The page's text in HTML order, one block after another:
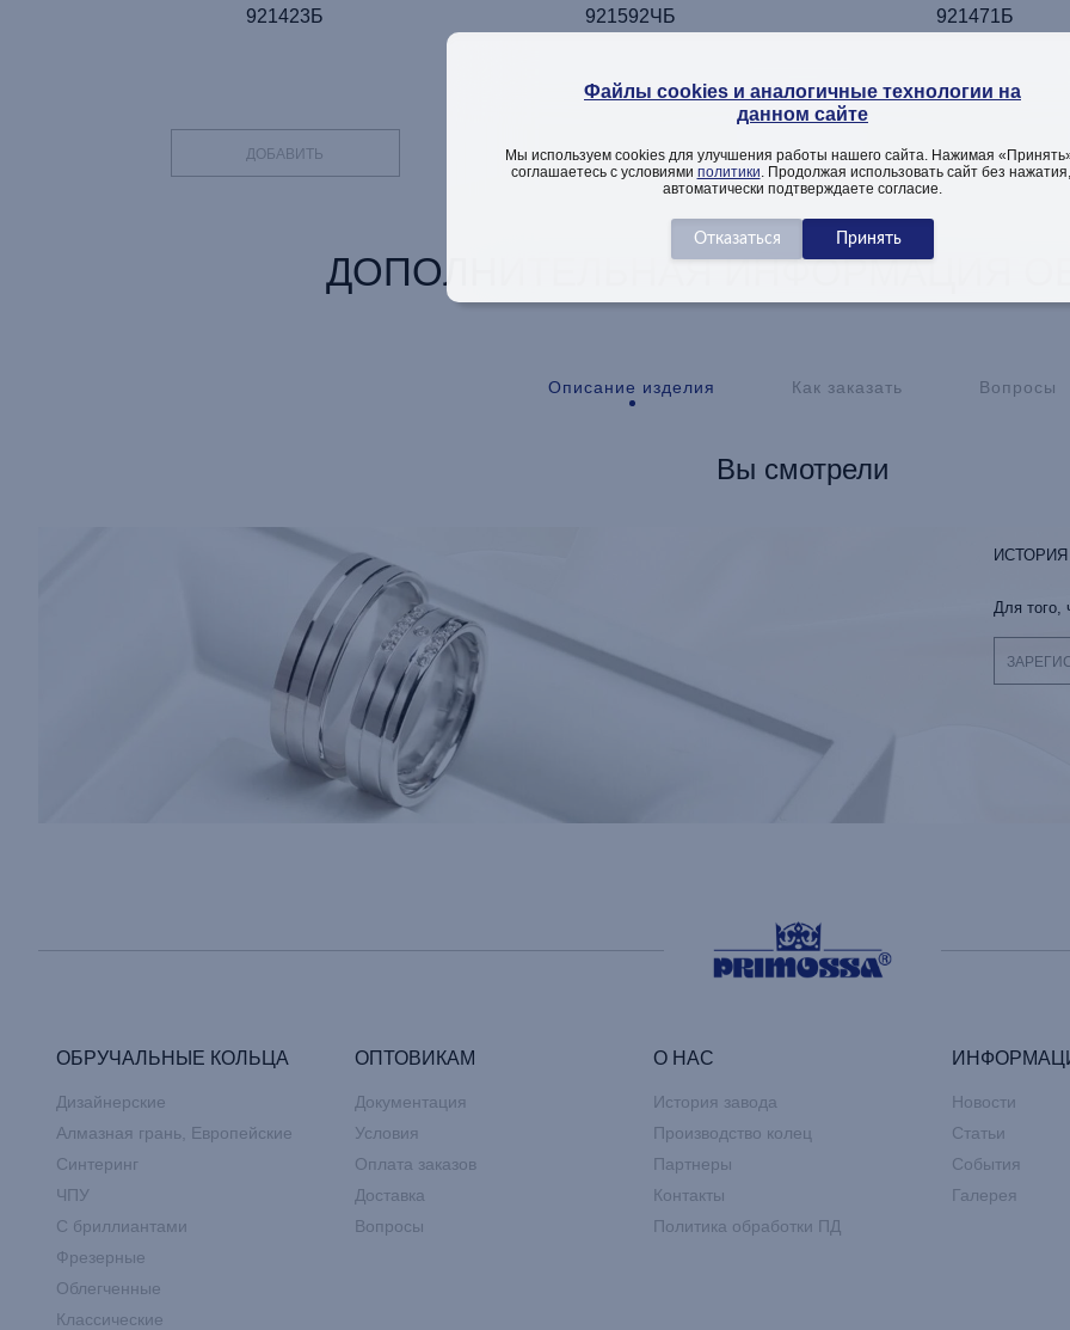
921423Б
ДОБАВИТЬ
921592ЧБ
ДОБАВИТЬ
921471Б
ДОБАВИТЬ
ДОПОЛНИТЕЛЬНАЯ ИНФОРМАЦИЯ
Описание изделия Как заказать Вопросы
Вы смотрели
Для того,
ОБРУЧАЛЬНЫЕ КОЛЬЦА
Дизайнерские
Алмазная грань, Европейские
Синтеринг
ЧПУ
С бриллиантами
Фрезерные
Облегченные
Классические
ОПТОВИКАМ
Документация
Условия
Оплата заказов
Доставка
Вопросы
О НАС
История завода
Производство колец
Партнеры
Контакты
Политика обработки ПД
Новости
Статьи
События
Галерея
Файлы cookies и аналогичные технологии на
данном сайте
Мы используем cookies для улучшения работы нашего сайта. Нажимая
соглашаетесь с условиями политики . Продолжая использовать сайт без
автоматически подтверждаете согласие.